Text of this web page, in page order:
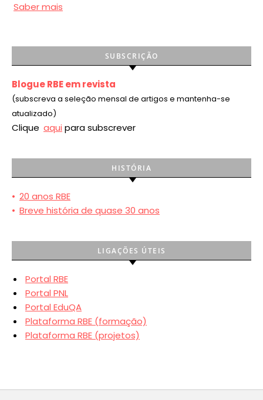
Saber mais
SUBSCRIÇÃO
Blogue RBE em revista
(subscreva a seleção mensal de artigos e mantenha-se
atualizado)
Clique aqui para subscrever
HISTÓRIA
• 20 anos RBE
• Breve história de quase 30 anos
LIGAÇÕES ÚTEIS
Portal RBE
Portal PNL
Portal EduQA
Plataforma RBE (formação)
Plataforma RBE (projetos)